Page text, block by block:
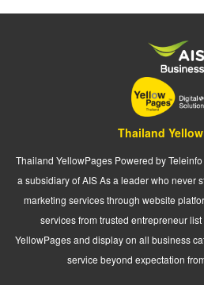
Thailand
Thailand YellowPages Powered by
a subsidiary of AIS As a leader who never
marketing services through website
services from trusted entrepreneur
YellowPages and display on all business
service beyond expectation